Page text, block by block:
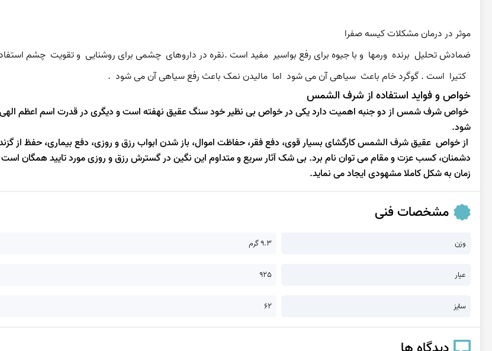
موثر در درمان مشکلات کیسه صفرا
کتیرا  است . گوگرد خام باعث  سیاهی آن می شود  اما  مالیدن نمک باعث رفع سیاهی آن می شود  .
خواص و فواید استفاده از شرف الشمس
خواص شرف شمس از دو جنبه اهمیت دارد یكی در خواص بی نظیر خود سنگ عقیق نهفته است و دیگری در قدرت اسم اعظم
شود.
از خواص عقیق شرف الشمس کارگشای بسیار قوی، دفع فقر، حفاظت اموال، باز شدن ابواب رزق و روزی، دفع بیماری، حفظ از گزند
دشمنان، کسب عزت و مقام می توان نام برد. بی شک آثار سریع و متداوم این نگین در گسترش رزق و روزی مورد تایید همگان
زمان به شكل كاملا مشهودی ایجاد می نماید.
مشخصات فنی
وزن 9.3 گرم
عیار 925
سایز 62